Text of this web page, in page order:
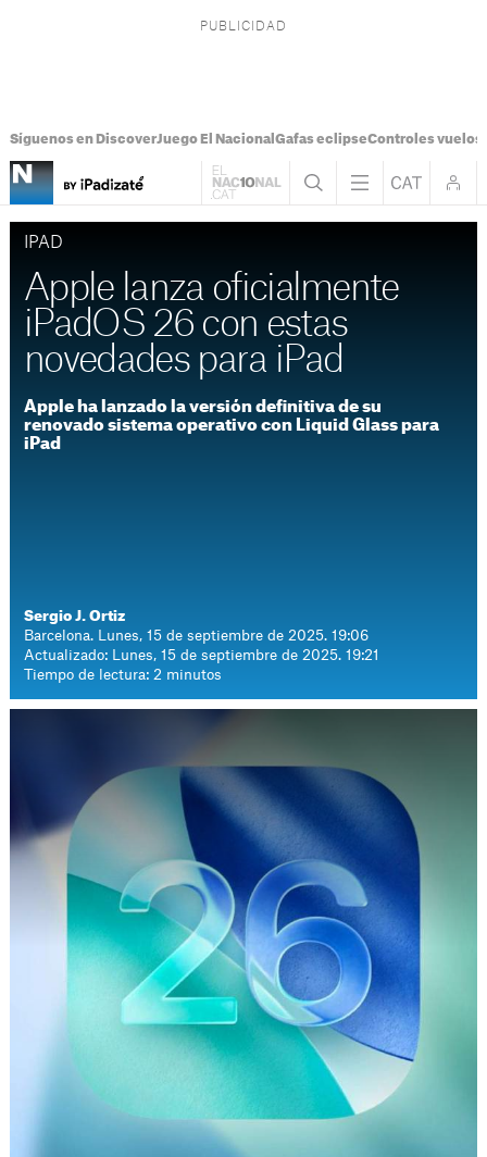
Síguenos en DiscoverJuego El Nacional Gafas eclipseControles vuelos
IPAD
Apple lanza oficialmente
iPadOS 26 con estas
novedades para iPad
Apple ha lanzado la versión definitiva de su
renovado sistema operativo con Liquid Glass para
iPad
Sergio J. Ortiz
Barcelona. Lunes, 15 de septiembre de 2025. 19:06
Actualizado: Lunes, 15 de septiembre de 2025. 19:21
Tiempo de lectura: 2 minutos